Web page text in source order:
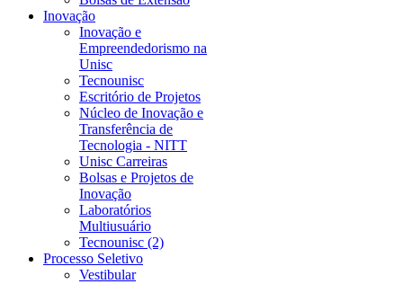
Inovação
Inovação e
Empreendedorismo na
Unisc
Tecnounisc
Escritório de Projetos
Núcleo de Inovação e
Transferência de
Tecnologia - NITT
Unisc Carreiras
Bolsas e Projetos de
Inovação
Laboratórios
Multiusuário
Tecnounisc (2)
Processo Seletivo
Vestibular